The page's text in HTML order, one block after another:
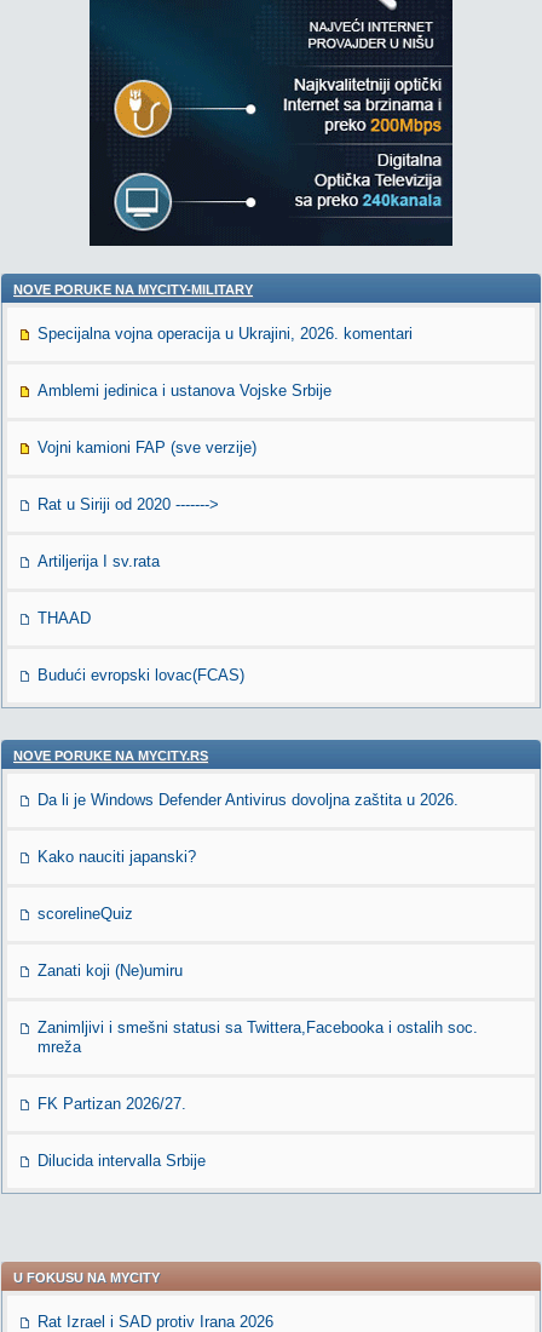
NOVE PORUKE NA MYCITY-MILITARY
Specijalna vojna operacija u Ukrajini, 2026. komentari
Amblemi jedinica i ustanova Vojske Srbije
Vojni kamioni FAP (sve verzije)
Rat u Siriji od 2020 ------->
Artiljerija I sv.rata
THAAD
Budući evropski lovac(FCAS)
NOVE PORUKE NA MYCITY.RS
Da li je Windows Defender Antivirus dovoljna zaštita u 2026.
Kako nauciti japanski?
scorelineQuiz
Zanati koji (Ne)umiru
Zanimljivi i smešni statusi sa Twittera,Facebooka i ostalih soc.
mreža
FK Partizan 2026/27.
Dilucida intervalla Srbije
U FOKUSU NA MYCITY
Rat Izrael i SAD protiv Irana 2026